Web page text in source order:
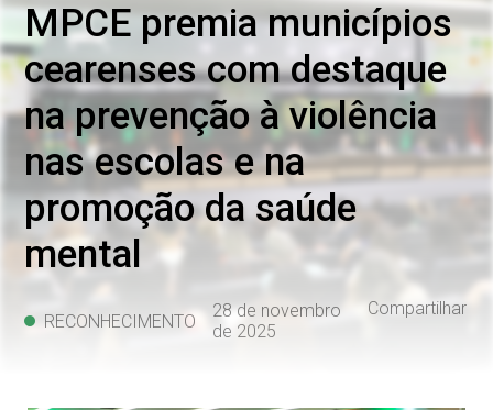
MPCE premia municípios
cearenses com destaque
na prevenção à violência
nas escolas e na
promoção da saúde
mental
RECONHECIMENTO
28 de novembro
de 2025
Compartilhar